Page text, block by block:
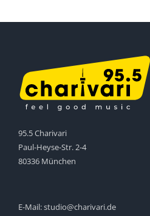
95.5 Charivari
Paul-Heyse-Str. 2-4
80336 München
E-Mail:studio@charivari.de